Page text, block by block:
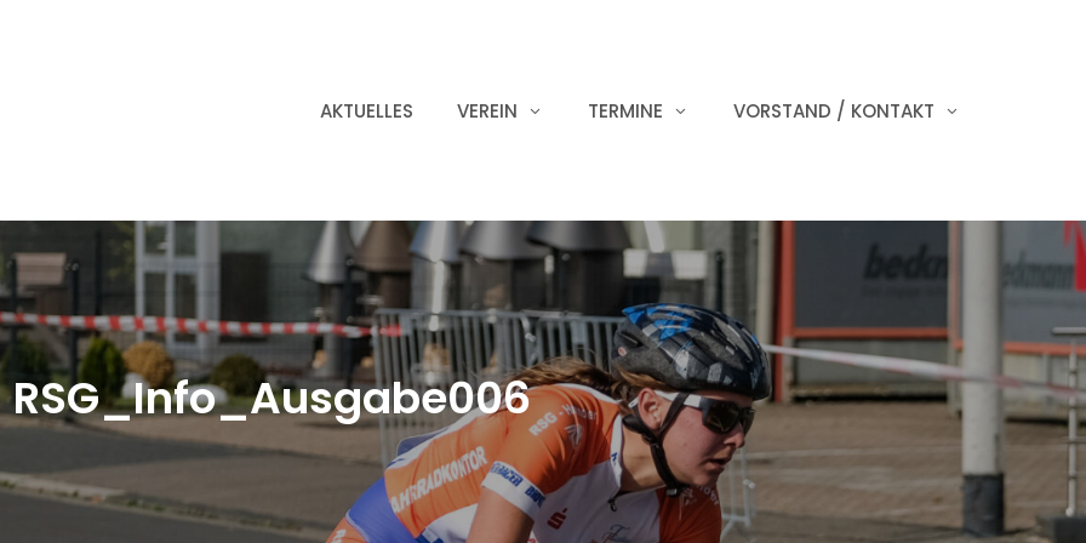
AKTUELLES VEREIN TERMINE VORSTAND / KONTAKT
RSG_Info_Ausgabe006